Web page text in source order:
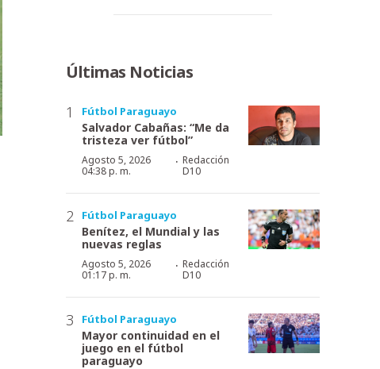
Últimas Noticias
Fútbol Paraguayo
Salvador Cabañas: “Me da
tristeza ver fútbol”
Agosto 5, 2026
04:38 p. m.
· Redacción
D10
Fútbol Paraguayo
Benítez, el Mundial y las
nuevas reglas
Agosto 5, 2026
01:17 p. m.
· Redacción
D10
Fútbol Paraguayo
Mayor continuidad en el
juego en el fútbol
paraguayo